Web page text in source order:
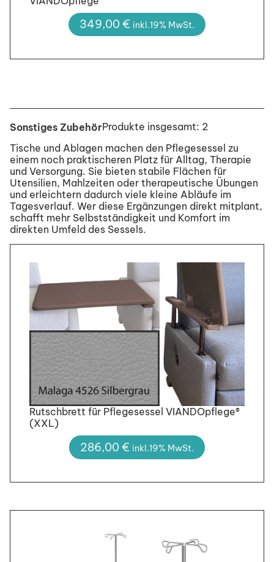
349,00€ inkl.19% MwSt.
Sonstiges ZubehörProdukte insgesamt: 2
Tische und Ablagen machen den Pflegesessel zu
einem noch praktischeren Platz für Alltag, Therapie
und Versorgung. Sie bieten stabile Flächen für
Utensilien, Mahlzeiten oder therapeutische Übungen
und erleichtern dadurch viele kleine Abläufe im
Tagesverlauf. Wer diese Ergänzungen direkt mitplant,
schafft mehr Selbstständigkeit und Komfort im
direkten Umfeld des Sessels.
Rutschbrett für Pflegesessel VIANDOpflege®
(XXL)
286,00€ inkl.19% MwSt.